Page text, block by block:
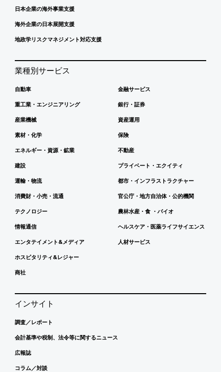
日本企業の海外事業支援
海外企業の日本展開支援
地政学リスクマネジメント対応支援
業種別サービス
自動車
重工業・エンジニアリング
産業機械
素材・化学
エネルギー・資源・鉱業
建設
運輸・物流
消費財・小売・流通
テクノロジー
情報通信
エンタテイメント&メディア
ホスピタリティ&レジャー
商社
金融サービス
銀行・証券
資産運用
保険
不動産
プライベート・エクイティ
都市・インフラストラクチャー
官公庁・地方自治体・公的機関
農林水産・食 ・バイオ
ヘルスケア・医薬ライフサイエンス
人材サービス
インサイト
調査／レポート
会計基準や税制、法令等に関するニュース
広報誌
コラム／対談